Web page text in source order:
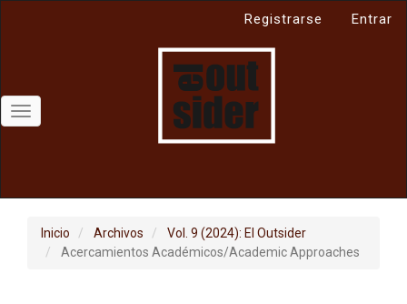
lateral
Registrarse Entrar
Toggle
navigation
Inicio Archivos
Vol. 9 (2024): El Outsider
Acercamientos Académicos/Academic Approaches